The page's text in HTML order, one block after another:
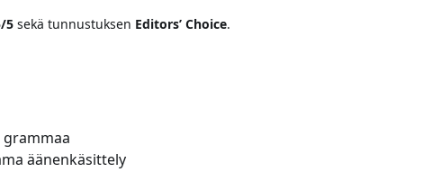
5 sekä tunnustuksen Editors’ Choice.
grammaa
äänenkäsittely